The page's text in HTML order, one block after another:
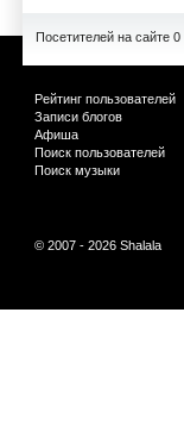
Посетителей на сайте 0
Рейтинг пользователей
Записи блогов
Афиша
Поиск пользователей
Поиск музыки
© 2007 - 2026 Shalala